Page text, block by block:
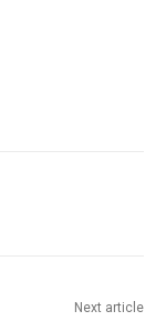
Next article